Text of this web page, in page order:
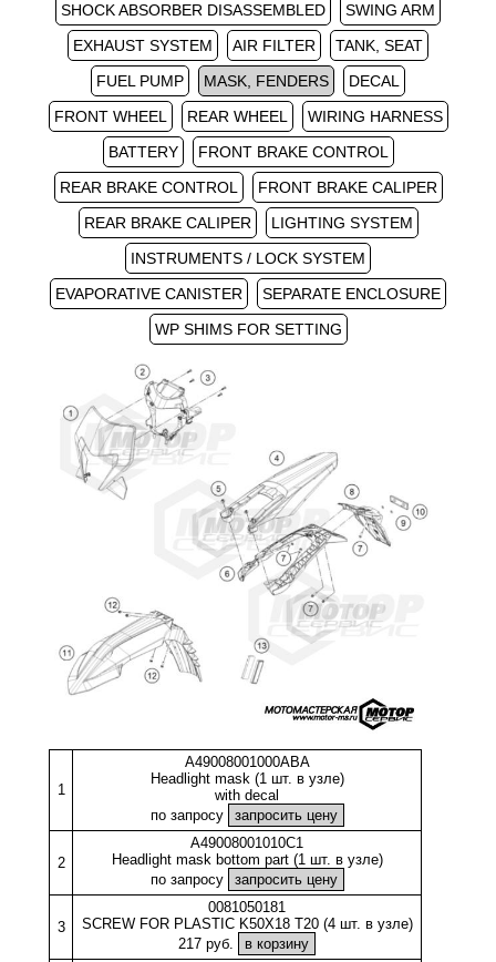
SHOCK ABSORBER DISASSEMBLED
SWING ARM
EXHAUST SYSTEM
AIR FILTER
TANK, SEAT
FUEL PUMP
MASK, FENDERS
DECAL
FRONT WHEEL
REAR WHEEL
WIRING HARNESS
BATTERY
FRONT BRAKE CONTROL
REAR BRAKE CONTROL
FRONT BRAKE CALIPER
REAR BRAKE CALIPER
LIGHTING SYSTEM
INSTRUMENTS / LOCK SYSTEM
EVAPORATIVE CANISTER
SEPARATE ENCLOSURE
WP SHIMS FOR SETTING
1
A49008001000ABA
Headlight mask (1 шт. в узле)
with decal
по запросу
2
A49008001010C1
Headlight mask bottom part (1 шт. в узле)
по запросу
3
0081050181
SCREW FOR PLASTIC K50X18 T20 (4 шт. в узле)
217 руб.